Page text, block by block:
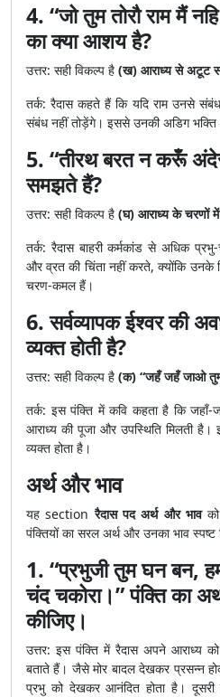
4. “जो तुम तोरौ राम मैं
का क्या आशय है?
उत्तर: सही विकल्प है (ख) आराध्य से अटूट
तर्क: रैदास कहते हैं कि यदि राम उनसे
संबंध नहीं तोड़ेंगे। इससे उनकी अडिग भक्ति
5. “तीरथ बरत न करूँ
समझते हैं?
उत्तर: सही विकल्प है (घ) आराध्य के चरणों
तर्क: रैदास बाहरी कर्मकांड से अधिक
और व्रत की चिंता नहीं करते, क्योंकि उनके
चरण-कमल हैं।
6. सर्वव्यापक ईश्वर की
व्यक्त होती है?
उत्तर: सही विकल्प है (क) “जहँ जहँ जाओ
तर्क: इस पंक्ति में कवि कहता है कि जहाँ-
आराध्य की पूजा और उपस्थिति मिलती है।
व्यक्त होता है।
अर्थ और भाव
यह sectionरैदास पद अर्थ और भावको
पंक्तियों का सरल अर्थ और उनका भाव स्पष्ट
1. “प्रभुजी तुम घन बन,
चंद चकोरा।” पंक्ति का
कीजिए।
उत्तर: इस पंक्ति में रैदास अपने आराध्य
बताते हैं। जैसे मोर बादल देखकर प्रसन्न
प्रभु को देखकर आनंदित होता है।